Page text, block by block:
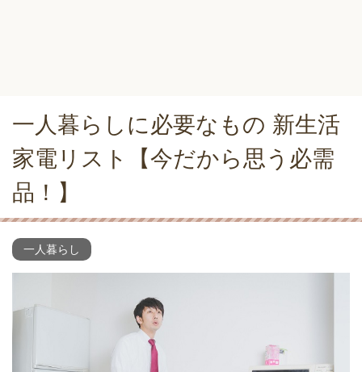
一人暮らしに必要なもの 新生活
家電リスト【今だから思う必需
品！】
一人暮らし